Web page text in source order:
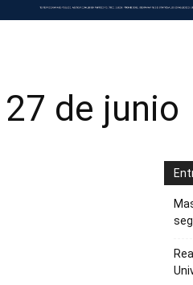
de junio